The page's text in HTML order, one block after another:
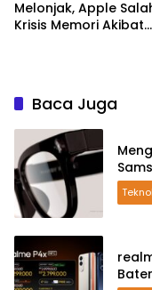
Melonjak, Apple
Krisis Memori Akibat
Baca Juga